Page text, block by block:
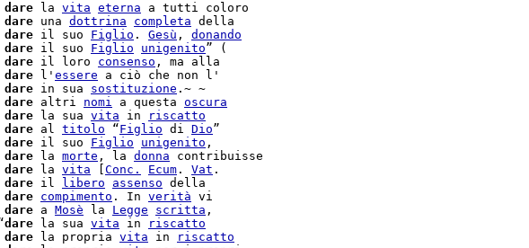
dare la vita eterna a tutti coloro
dare una dottrina completa della
dare il suo Figlio . Gesù , donando
dare il suo Figlio unigenito” (
dare il loro consenso , ma alla
dare l' essere a ciò che non l'
dare in sua sostituzione .~ ~
dare altri nomi a questa oscura
dare la sua vita in
riscatto
dare al titolo “Figlio di Dio”
dare il suo Figlio unigenito ,
dare la morte , la donna contribuisse
dare la vita Conc. Ecum . Vat .
dare il libero assenso della
dare compimento . In verità vi
dare a Mosè la Legge scritta ,
dare la sua vita in
riscatto
dare la propria vita in
riscatto